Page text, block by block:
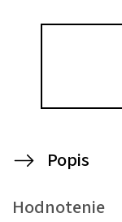
Popis
Hodnotenie